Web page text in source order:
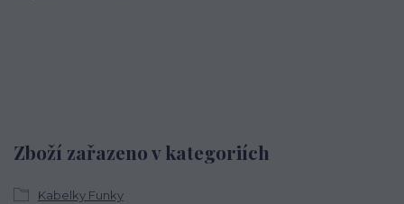
Zboží zařazeno v kategoriích
Kabelky Funky